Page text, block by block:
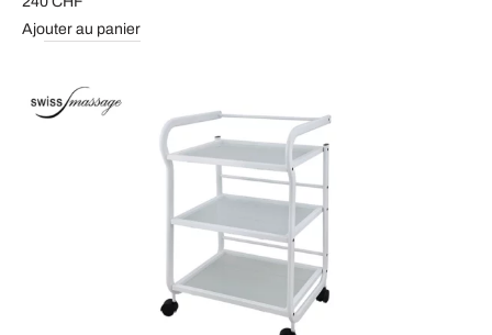
Ajouter au panier